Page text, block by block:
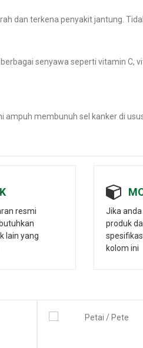
dan terkena penyakit jantung.
senyawa seperti vitamin C,
membunuh sel kanker di
resmi
lain yang
Jika
produk
kolom ini